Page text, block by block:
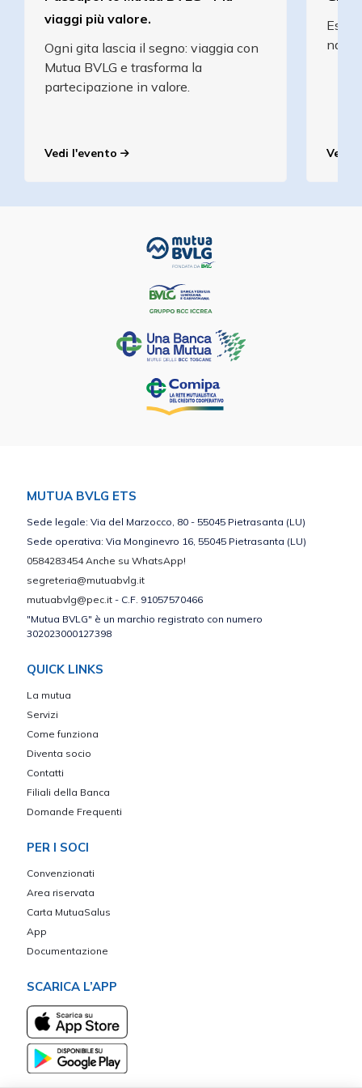
viaggi più valore.
Ogni gita lascia il segno: viaggia con
Mutua BVLG e trasforma la
partecipazione in valore.
Vedi l'evento Vedi
MUTUA BVLG ETS
Sede legale: Via del Marzocco, 80 - 55045 Pietrasanta (LU)
Sede operativa: Via Monginevro 16, 55045 Pietrasanta (LU)
0584283454 Anche su WhatsApp!
segreteria@mutuabvlg.it
mutuabvlg@pec.it - C.F. 91057570466
"Mutua BVLG" è un marchio registrato con numero
302023000127398
QUICK LINKS
La mutua
Servizi
Come funziona
Diventa socio
Contatti
Filiali della Banca
Domande Frequenti
PER I SOCI
Convenzionati
Area riservata
Carta MutuaSalus
App
Documentazione
SCARICA L’APP